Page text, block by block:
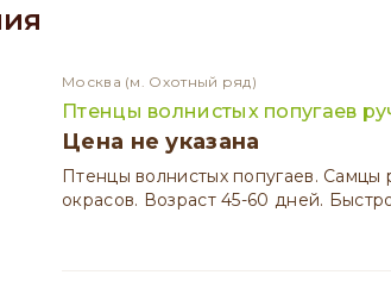
Москва (м. Охотный ряд)
Птенцы волнистых попугаев
Цена не указана
Птенцы волнистых попугаев. Самцы
окрасов. Возраст 45-60 дней.